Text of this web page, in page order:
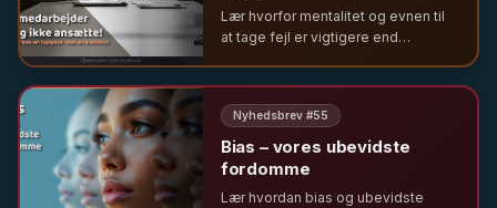
Lær hvorfor mentalitet og evnen til
at tage fejl er vigtigere end
betydningen af psykologisk
tryghed.
Nyhedsbrev #55
Bias – vores ubevidste
fordomme
Lær hvordan bias og ubevidste